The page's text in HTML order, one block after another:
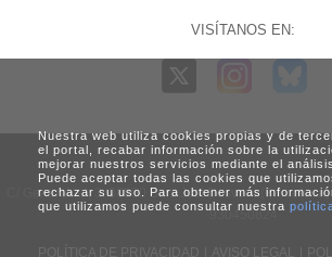
VISÍTANOS EN:
C/ Generalitat, 3. 08960 Sant Just Desvern (Barcelona)
930450824
POLÍTICA DE PRIVACIDAD AVISO LEGAL
Nuestra web utiliza cookies propias y de
el portal, recabar información sobre la
mejorar nuestros servicios mediante el
Puede aceptar todas las cookies que
rechazar su uso. Para obtener más
que utilizamos puede consultar nuestra